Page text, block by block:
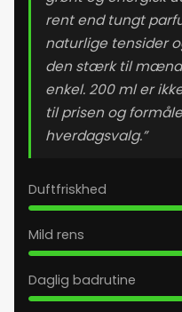
26. maj 2026
27. maj 2026
28. maj 2026
30. maj 2026
31. maj 2026
rent end tungt
naturlige tensider
den stærk til mænd
enkel. 200 ml er
til prisen og
hverdagsvalg.”
Duftfriskhed
Mild rens
Daglig badrutine